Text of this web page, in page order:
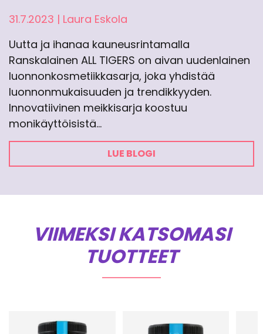
31.7.2023 | Laura Eskola
Uutta ja ihanaa kauneusrintamalla
Ranskalainen ALL TIGERS on aivan uudenlainen
luonnonkosmetiikkasarja, joka yhdistää
luonnonmukaisuuden ja trendikkyyden.
Innovatiivinen meikkisarja koostuu
monikäyttöisistä…
LUE BLOGI
VIIMEKSI KATSOMASI
TUOTTEET